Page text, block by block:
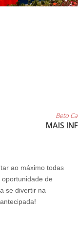
Beto
MAIS
ao máximo todas
de
se divertir na